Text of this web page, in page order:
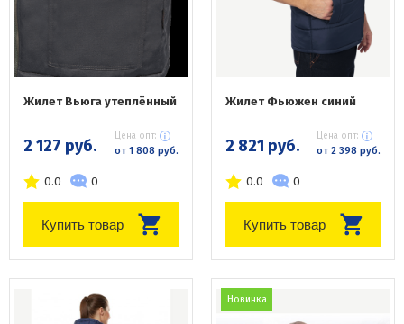
Жилет Вьюга утеплённый
2 127 руб. Цена опт:
от 1 808 руб.
0.0 0
Купить товар
Жилет Фьюжен синий
2 821 руб. Цена опт:
от 2 398 руб.
0.0 0
Купить товар
Новинка